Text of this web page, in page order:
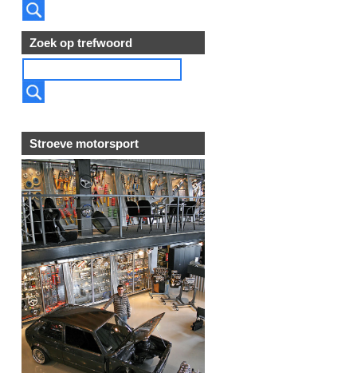
Zoek op trefwoord
Stroeve motorsport